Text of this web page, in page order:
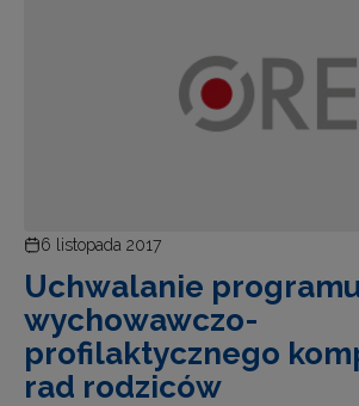
6 listopada 2017
Uchwalanie
wychowawczo-
profilaktycznego
rad rodziców